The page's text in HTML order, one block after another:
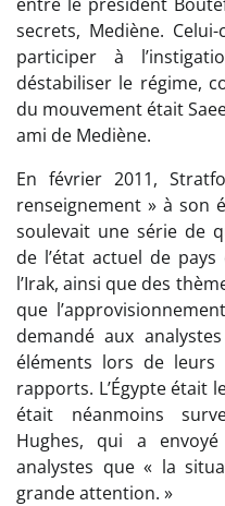
secrets, Mediène.
participer à
déstabiliser le régime,
du mouvement était
ami de Mediène.
En février 2011,
renseignement » à son
soulevait une série de
de l’état actuel de
l’Irak, ainsi que des
que
demandé aux
éléments lors de
rapports. L’Égypte était
était néanmoins
Hughes, qui a
analystes que « la
grande attention. »